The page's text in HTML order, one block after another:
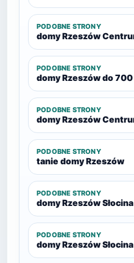
PODOBNE STRONY
domy Rzeszów
PODOBNE STRONY
domy Rzeszów do 700
PODOBNE STRONY
domy Rzeszów
PODOBNE STRONY
tanie domy Rzeszów
PODOBNE STRONY
domy Rzeszów
PODOBNE STRONY
domy Rzeszów